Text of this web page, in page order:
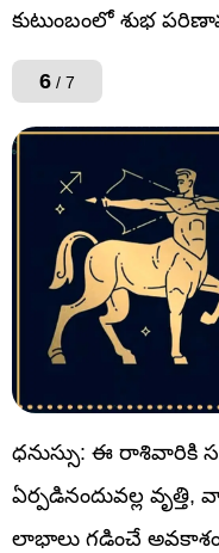
కుటుంబంలో శుభ
6 / 7
ధనుస్సు: ఈ రాశివారికి
ఏర్పడినందువల్ల
లాభాలు గడించే